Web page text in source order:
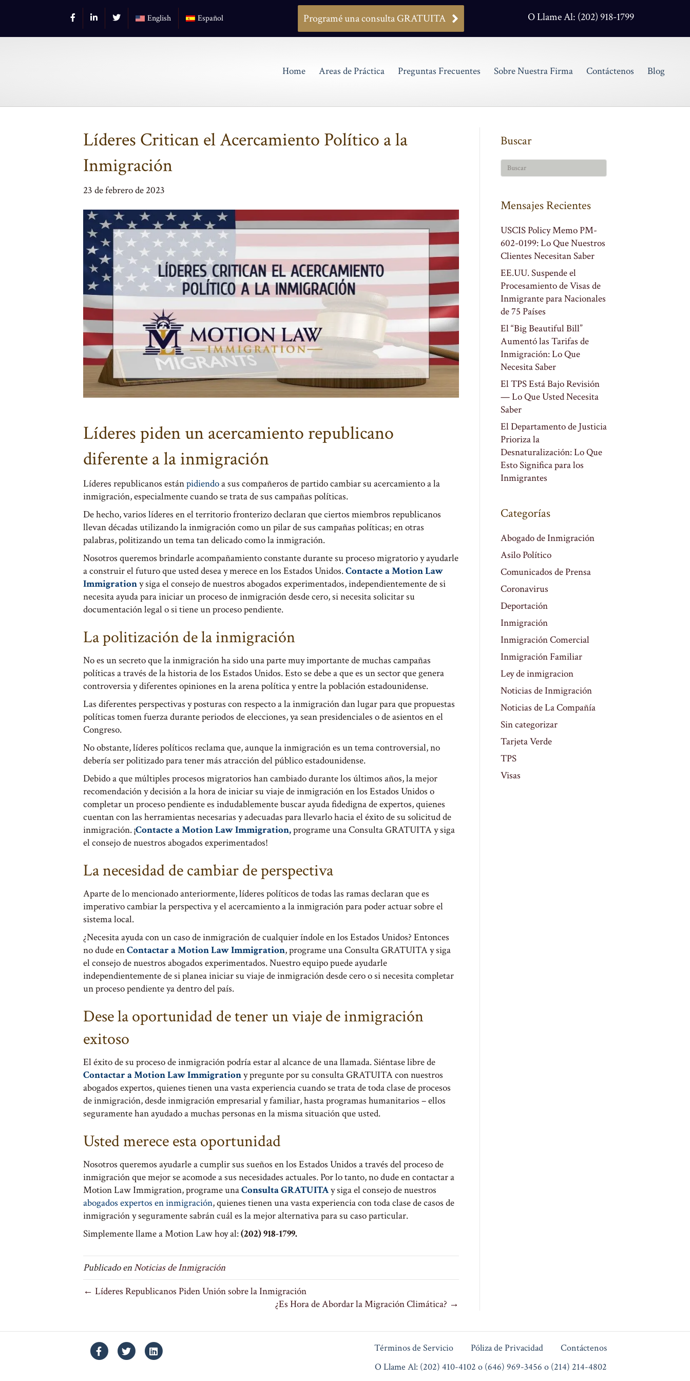
English Español Programé una consulta GRATUITA O Llame Al: (202) 918-1799
Home Areas de Práctica Preguntas Frecuentes Sobre Nuestra Firma Contáctenos Blog
Líderes Critican el Acercamiento Político a la
Inmigración
23 de febrero de 2023
Líderes piden un acercamiento republicano
diferente a la inmigración
Líderes republicanos estánpidiendoa sus compañeros de partido cambiar su acercamiento a la
inmigración, especialmente cuando se trata de sus campañas políticas.
De hecho, varios líderes en el territorio fronterizo declaran que ciertos miembros republicanos
llevan décadas utilizando la inmigración como un pilar de sus campañas políticas; en otras
palabras, politizando un tema tan delicado como la inmigración.
Nosotros queremos brindarle acompañamiento constante durante su proceso migratorio y ayudarle
a construir el futuro que usted desea y merece en los Estados Unidos.Contacte a Motion Law
Immigrationy siga el consejo de nuestros abogados experimentados, independientemente de si
necesita ayuda para iniciar un proceso de inmigración desde cero, si necesita solicitar su
documentación legal o si tiene un proceso pendiente.
La politización de la inmigración
No es un secreto que la inmigración ha sido una parte muy importante de muchas campañas
políticas a través de la historia de los Estados Unidos. Esto se debe a que es un sector que genera
controversia y diferentes opiniones en la arena política y entre la población estadounidense.
Las diferentes perspectivas y posturas con respecto a la inmigración dan lugar para que propuestas
políticas tomen fuerza durante periodos de elecciones, ya sean presidenciales o de asientos en el
Congreso.
No obstante, líderes políticos reclama que, aunque la inmigración es un tema controversial, no
debería ser politizado para tener más atracción del público estadounidense.
Debido a que múltiples procesos migratorios han cambiado durante los últimos años, la mejor
recomendación y decisión a la hora de iniciar su viaje de inmigración en los Estados Unidos o
completar un proceso pendiente es indudablemente buscar ayuda fidedigna de expertos, quienes
cuentan con las herramientas necesarias y adecuadas para llevarlo hacia el éxito de su solicitud de
inmigración. ¡Contacte a Motion Law Immigration,programe una Consulta GRATUITA y siga
el consejo de nuestros abogados experimentados!
La necesidad de cambiar de perspectiva
Aparte de lo mencionado anteriormente, líderes políticos de todas las ramas declaran que es
imperativo cambiar la perspectiva y el acercamiento a la inmigración para poder actuar sobre el
sistema local.
¿Necesita ayuda con un caso de inmigración de cualquier índole en los Estados Unidos? Entonces
no dude enContactar a Motion Law Immigration, programe una Consulta GRATUITA y siga
el consejo de nuestros abogados experimentados. Nuestro equipo puede ayudarle
independientemente de si planea iniciar su viaje de inmigración desde cero o si necesita completar
un proceso pendiente ya dentro del país.
Dese la oportunidad de tener un viaje de inmigración
exitoso
El éxito de su proceso de inmigración podría estar al alcance de una llamada. Siéntase libre de
Contactar a Motion Law Immigrationy pregunte por su consulta GRATUITA con nuestros
abogados expertos, quienes tienen una vasta experiencia cuando se trata de toda clase de procesos
de inmigración, desde inmigración empresarial y familiar, hasta programas humanitarios – ellos
seguramente han ayudado a muchas personas en la misma situación que usted.
Usted merece esta oportunidad
Nosotros queremos ayudarle a cumplir sus sueños en los Estados Unidos a través del proceso de
inmigración que mejor se acomode a sus necesidades actuales. Por lo tanto, no dude en contactar a
Motion Law Immigration, programe unaConsulta GRATUITAy siga el consejo de nuestros
abogados expertos en inmigración, quienes tienen una vasta experiencia con toda clase de casos de
inmigración y seguramente sabrán cuál es la mejor alternativa para su caso particular.
Simplemente llame a Motion Law hoy al:(202) 918-1799.
Publicado enNoticias de Inmigración
← Líderes Republicanos Piden Unión sobre la Inmigración
¿Es Hora de Abordar la Migración Climática? →
Buscar
Mensajes Recientes
USCIS Policy Memo PM-
602-0199: Lo Que Nuestros
Clientes Necesitan Saber
EE.UU. Suspende el
Procesamiento de Visas de
Inmigrante para Nacionales
de 75 Países
El “Big Beautiful Bill”
Aumentó las Tarifas de
Inmigración: Lo Que
Necesita Saber
El TPS Está Bajo Revisión
— Lo Que Usted Necesita
Saber
El Departamento de Justicia
Prioriza la
Desnaturalización: Lo Que
Esto Significa para los
Inmigrantes
Categorías
Abogado de Inmigración
Asilo Político
Comunicados de Prensa
Coronavirus
Deportación
Inmigración
Inmigración Comercial
Inmigración Familiar
Ley de inmigracion
Noticias de Inmigración
Noticias de La Compañía
Sin categorizar
Tarjeta Verde
TPS
Visas
FacebookTwitter Linkedin Términos de Servicio Póliza de Privacidad
Contáctenos
O Llame Al: (202) 410-4102 o (646) 969-3456 o (214) 214-4802